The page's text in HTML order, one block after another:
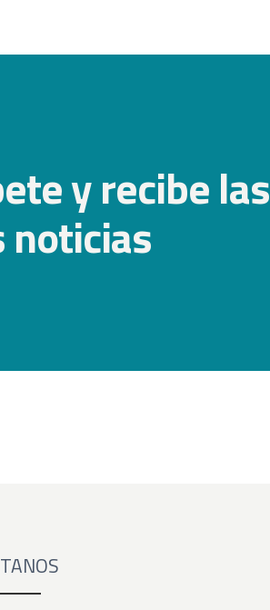
y recibe las